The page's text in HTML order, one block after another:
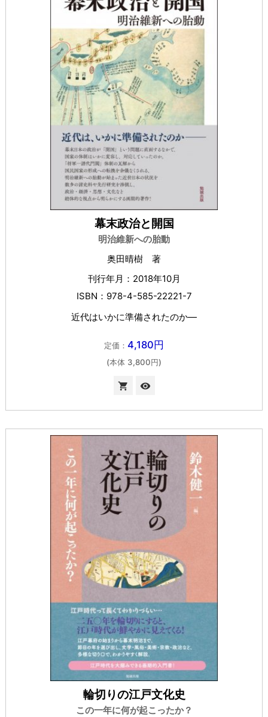
幕末政治と開国
明治維新への胎動
奥田晴樹 著
刊行年月：2018年10月
ISBN：978-4-585-22221-7
近代はいかに準備されたのか―
定価： 4,180円
(本体 3,800円)
 visibility
輪切りの江戸文化史
この一年に何が起こったか？